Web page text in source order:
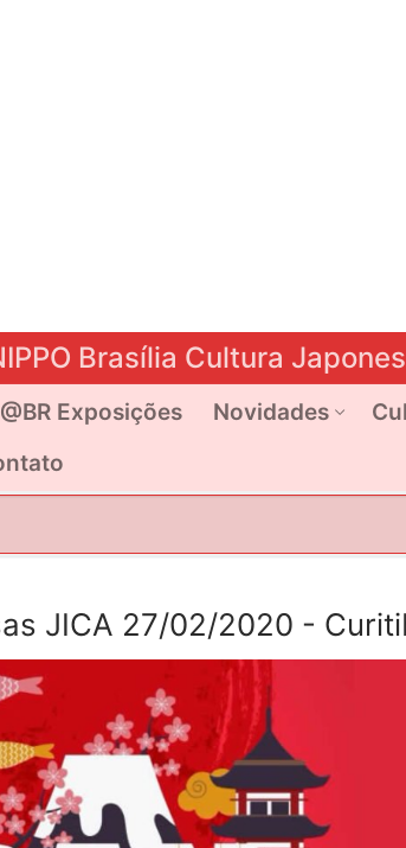
Brasília Cultura
@BR Exposições Novidades
JICA 27/02/2020 -